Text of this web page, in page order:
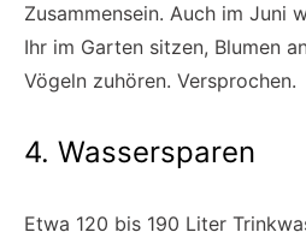
Zusammensein. Auch im Juni
Ihr im Garten sitzen, Blumen
Vögeln zuhören. Versprochen.
4. Wassersparen
Etwa 120 bis 190 Liter